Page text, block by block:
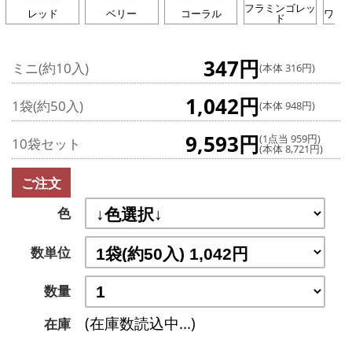
レッド ベリー コーラル フラミンゴレッ
ド ワイ
ミニ(約10入) 347円(本体 316円)
1袋(約50入) 1,042円(本体 948円)
10袋セット 9,593円(1点当 959円)
(本体 8,721円)
ご注文
色
数単位
数量
在庫
(在庫数読込中...)